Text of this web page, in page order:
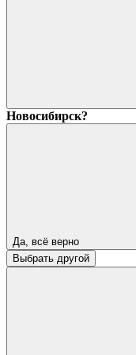
Новосибирск?
Да, всё верно
Выбрать другой